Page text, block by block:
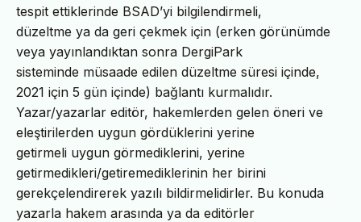
tespit ettiklerinde BSAD’yi bilgilendirmeli,
düzeltme ya da geri çekmek için (erken görünümde
veya yayınlandıktan sonra DergiPark
sisteminde müsaade edilen düzeltme süresi içinde,
2021 için 5 gün içinde) bağlantı kurmalıdır.
Yazar/yazarlar editör, hakemlerden gelen öneri ve
eleştirilerden uygun gördüklerini yerine
getirmeli uygun görmediklerini, yerine
getirmedikleri/getiremediklerinin her birini
gerekçelendirerek yazılı bildirmelidirler. Bu konuda
yazarla hakem arasında ya da editörler